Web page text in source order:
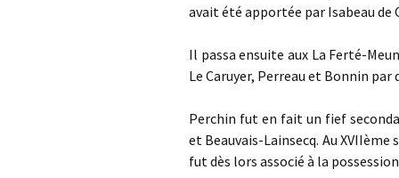
avait été apportée par Isabeau de
Il passa ensuite aux La Ferté-
Le Caruyer, Perreau et Bonnin par
Perchin fut en fait un fief
et Beauvais-Lainsecq. Au
fut dès lors associé à la